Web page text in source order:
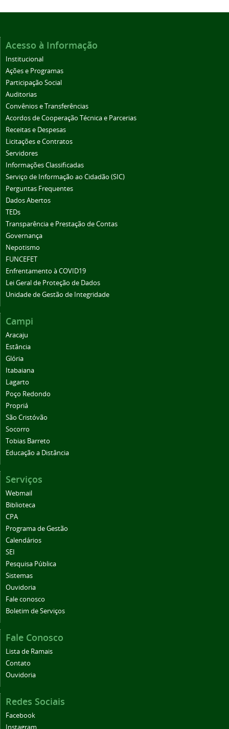
Acesso à Informação
Institucional
Ações e Programas
Participação Social
Auditorias
Convênios e Transferências
Acordos de Cooperação Técnica e Parcerias
Receitas e Despesas
Licitações e Contratos
Servidores
Informações Classificadas
Serviço de Informação ao Cidadão (SIC)
Perguntas Frequentes
Dados Abertos
TEDs
Transparência e Prestação de Contas
Governança
Nepotismo
FUNCEFET
Enfrentamento à COVID19
Lei Geral de Proteção de Dados
Unidade de Gestão de Integridade
Campi
Aracaju
Estância
Glória
Itabaiana
Lagarto
Poço Redondo
Propriá
São Cristóvão
Socorro
Tobias Barreto
Educação a Distância
Serviços
Webmail
Biblioteca
CPA
Programa de Gestão
Calendários
SEI
Pesquisa Pública
Sistemas
Ouvidoria
Fale conosco
Boletim de Serviços
Fale Conosco
Lista de Ramais
Contato
Ouvidoria
Redes Sociais
Facebook
Instagram